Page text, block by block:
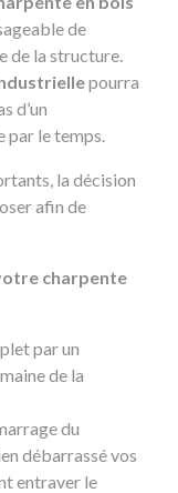
de
de la structure.
pourra
d’un
par le temps.
la décision
afin de
charpente
par un
de la
du
débarrassé vos
entraver le